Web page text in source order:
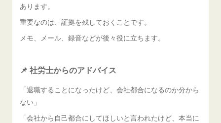
あります。
重要なのは、証拠を残しておくことです。
メモ、メール、録音などが後々役に立ちます。
📌 社労士からのアドバイス
「退職することになったけど、会社都合になるのか分から
ない」
「会社から自己都合にしてほしいと言われたけど、本当に